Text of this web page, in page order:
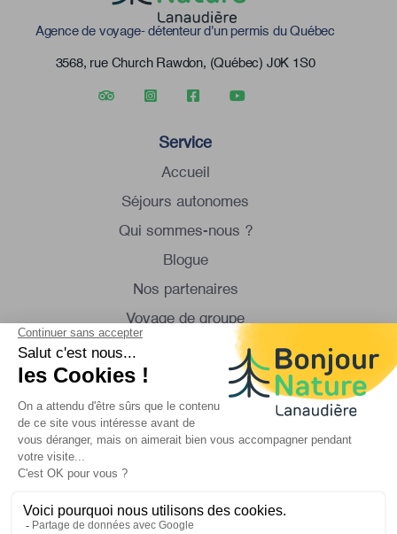
Agence de voyage- détenteur d'un permis du Québec
3568, rue Church Rawdon, (Québec) J0K 1S0
Service
Accueil
Séjours autonomes
Qui sommes-nous ?
Blogue
Nos partenaires
Voyage de groupe
Excursions en minibus
Contactez-nous
1 450 834-8088
info@bonjournature.ca